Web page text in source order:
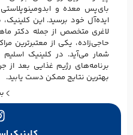
بای‌پس معده و
ایده‌آل خود برسید. این کلینیک،
لاغری متخصص از جمله دکتر
حاجی‌زاده، یکی از معتبرترین
شمار می‌آید. در کلینیک اسلیم
برنامه‌های رژیم غذایی بعد از
بهترین نتایج ممکن دست یابید.